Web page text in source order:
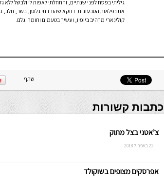
גיליתי בפסח לפני שנתיים, והתחלתי לאפות לי ולבשל
את נפלאות הטבעונות. דווקא שהורדתי גלוטן, בשר, חלב,
קולינארי מרהיב ביופיו, ועשיר בטעמים וחומרי גלם.
שתף
כתבות קשורות
צ’אטני בצל מתוק
22 באפריל 2018
אפרסקים מצופים בשוקולד